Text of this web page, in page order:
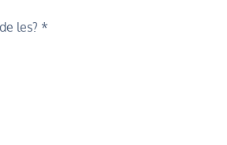
les? *